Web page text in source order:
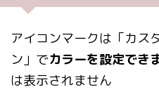
アイコンマークは「カス
ン」でカラーを設定でき
は表示されません